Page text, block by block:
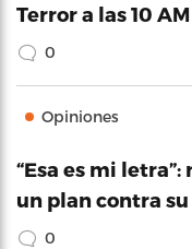
Terror a las 10 AM
0
Opiniones
“Esa es mi
un plan contra
0